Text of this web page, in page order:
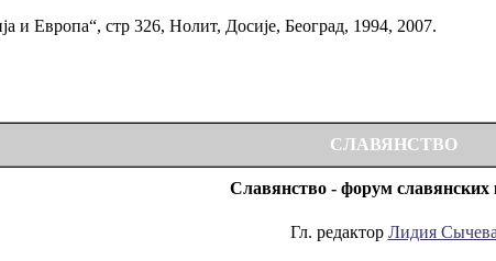
и Европа“, стр 326, Нолит, Досије, Београд, 1994, 2007.
СЛАВЯНСТВО
Славянство - форум славянских
Гл. редактор Лидия Сычева